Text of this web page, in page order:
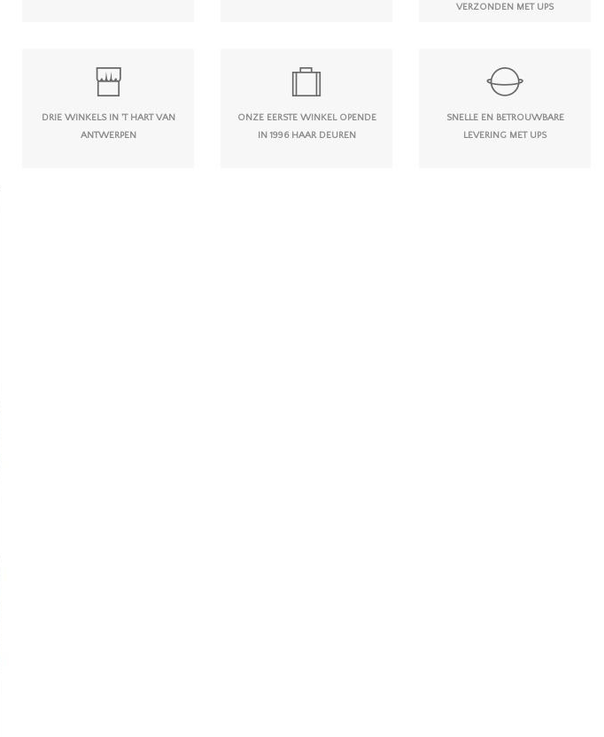
VERZONDEN MET UPS
DRIE WINKELS IN 'T HART VAN
ANTWERPEN
ONZE EERSTE WINKEL OPENDE
IN 1996 HAAR DEUREN
SNELLE EN BETROUWBARE
LEVERING MET UPS